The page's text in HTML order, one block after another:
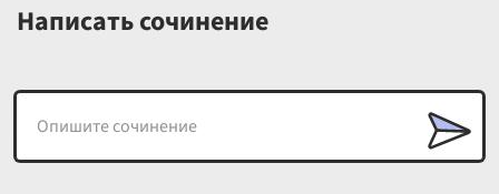
Написать сочинение